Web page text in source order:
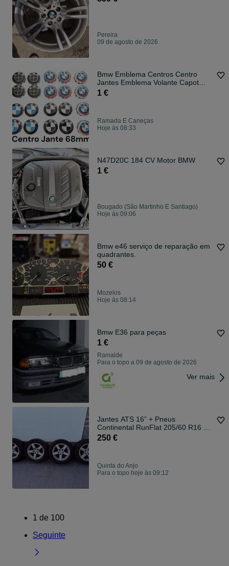
Pereira
09 de agosto de 2026
Bmw Emblema Centros Centro
Jantes Emblema Volante Capot
Mala
1 €
Ramada E Caneças
Hoje às 08:33
N47D20C 184 CV Motor BMW
1 €
Bougado (São Martinho E Santiago)
Hoje às 09:06
Bmw e46 serviço de reparação em
quadrantes.
50 €
Mozelos
Hoje às 08:14
Bmw E36 para peças
1 €
Ramalde
Para o topo a 09 de agosto de 2026
Ver mais
Jantes ATS 16” + Pneus
Continental RunFlat 205/60 R16 –
BMW 320d
250 €
Quinta do Anjo
Para o topo hoje às 09:12
1 de 100
Seguinte